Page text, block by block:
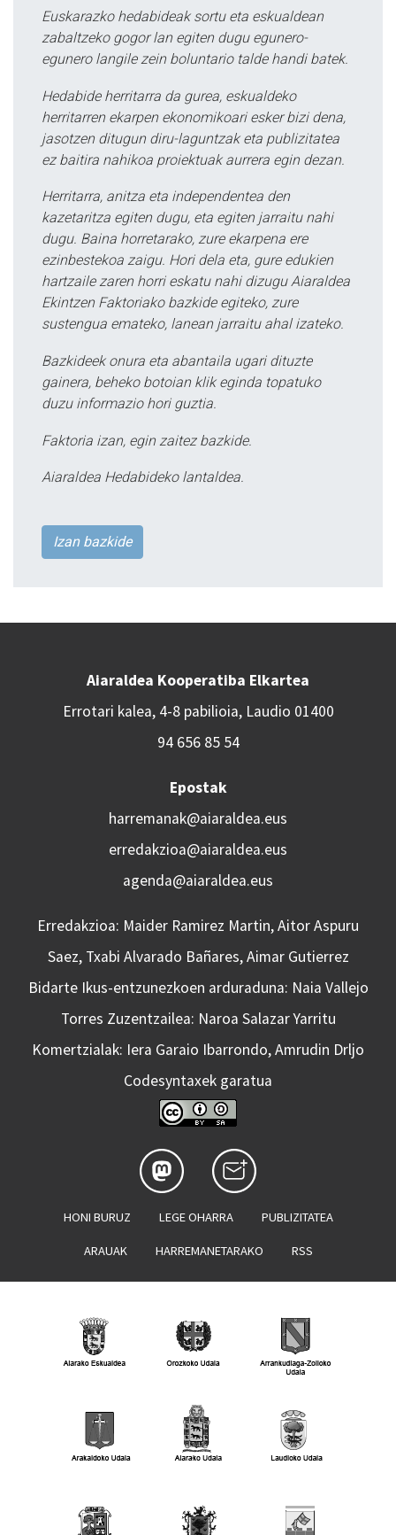
Euskarazko hedabideak sortu eta eskualdean
zabaltzeko gogor lan egiten dugu egunero-
egunero langile zein boluntario talde handi batek.
Hedabide herritarra da gurea, eskualdeko
herritarren ekarpen ekonomikoari esker bizi dena,
jasotzen ditugun diru-laguntzak eta publizitatea
ez baitira nahikoa proiektuak aurrera egin dezan.
Herritarra, anitza eta independentea den
kazetaritza egiten dugu, eta egiten jarraitu nahi
dugu. Baina horretarako, zure ekarpena ere
ezinbestekoa zaigu. Hori dela eta, gure edukien
hartzaile zaren horri eskatu nahi dizugu Aiaraldea
Ekintzen Faktoriako bazkide egiteko, zure
sustengua emateko, lanean jarraitu ahal izateko.
Bazkideek onura eta abantaila ugari dituzte
gainera, beheko botoian klik eginda topatuko
duzu informazio hori guztia.
Faktoria izan, egin zaitez bazkide.
Aiaraldea Hedabideko lantaldea.
Izan bazkide
Aiaraldea Kooperatiba Elkartea
Errotari kalea, 4-8 pabilioia, Laudio 01400
94 656 85 54
Epostak
harremanak@aiaraldea.eus
erredakzioa@aiaraldea.eus
agenda@aiaraldea.eus
Erredakzioa: Maider Ramirez Martin, Aitor Aspuru
Saez, Txabi Alvarado Bañares, Aimar Gutierrez
Bidarte Ikus-entzunezkoen arduraduna: Naia Vallejo
Torres Zuzentzailea: Naroa Salazar Yarritu
Komertzialak: Iera Garaio Ibarrondo, Amrudin Drljo
Codesyntaxek garatua
HONI BURUZ LEGE OHARRA PUBLIZITATEA
ARAUAK HARREMANETARAKO RSS